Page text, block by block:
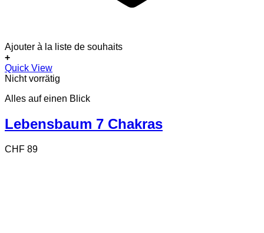
Ajouter à la liste de souhaits
+
Quick View
Nicht vorrätig
Alles auf einen Blick
Lebensbaum 7 Chakras
CHF 89